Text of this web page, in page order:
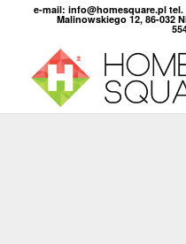
e-mail: info@homesquare.pl tel.
Malinowskiego 12, 86-032